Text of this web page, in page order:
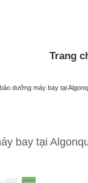
Trang
dưỡng máy bay tại
bay tại